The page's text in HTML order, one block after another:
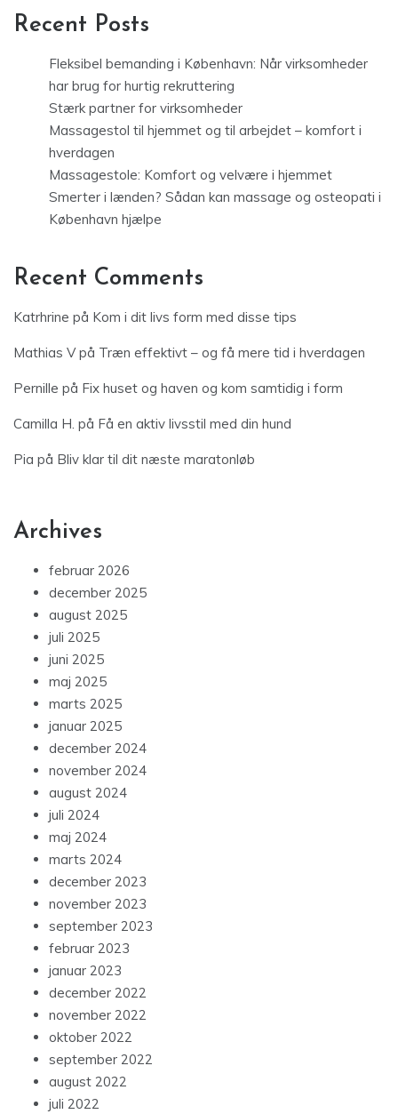
Recent Posts
Fleksibel bemanding i København: Når virksomheder
har brug for hurtig rekruttering
Stærk partner for virksomheder
Massagestol til hjemmet og til arbejdet – komfort i
hverdagen
Massagestole: Komfort og velvære i hjemmet
Smerter i lænden? Sådan kan massage og osteopati i
København hjælpe
Recent Comments
Katrhrine på Kom i dit livs form med disse tips
Mathias Vpå Træn effektivt – og få mere tid i hverdagen
Pernille på Fix huset og haven og kom samtidig i form
Camilla H. på Få en aktiv livsstil med din hund
Pia på Bliv klar til dit næste maratonløb
Archives
februar 2026
december 2025
august 2025
juli 2025
juni 2025
maj 2025
marts 2025
januar 2025
december 2024
november 2024
august 2024
juli 2024
maj 2024
marts 2024
december 2023
november 2023
september 2023
februar 2023
januar 2023
december 2022
november 2022
oktober 2022
september 2022
august 2022
juli 2022